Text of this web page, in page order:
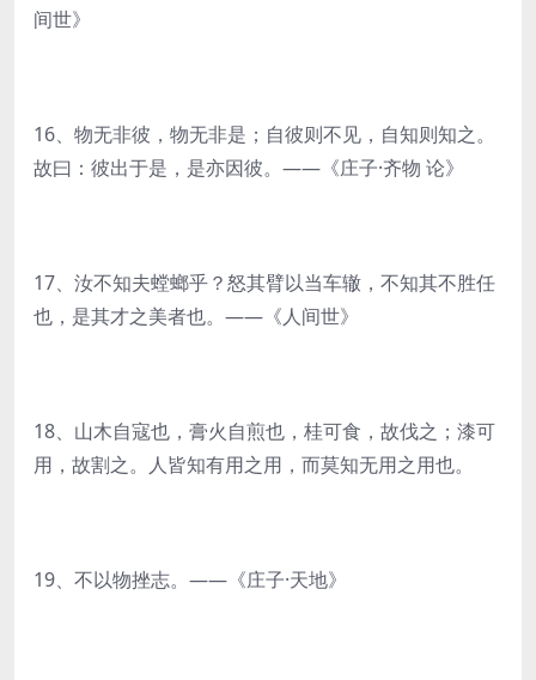
间世》
16、物无非彼，物无非是；自彼则不见，自知则知之。
故曰：彼出于是，是亦因彼。——《庄子·齐物 论》
17、汝不知夫螳螂乎？怒其臂以当车辙，不知其不胜任
也，是其才之美者也。——《人间世》
18、山木自寇也，膏火自煎也，桂可食，故伐之；漆可
用，故割之。人皆知有用之用，而莫知无用之用也。
19、不以物挫志。——《庄子·天地》